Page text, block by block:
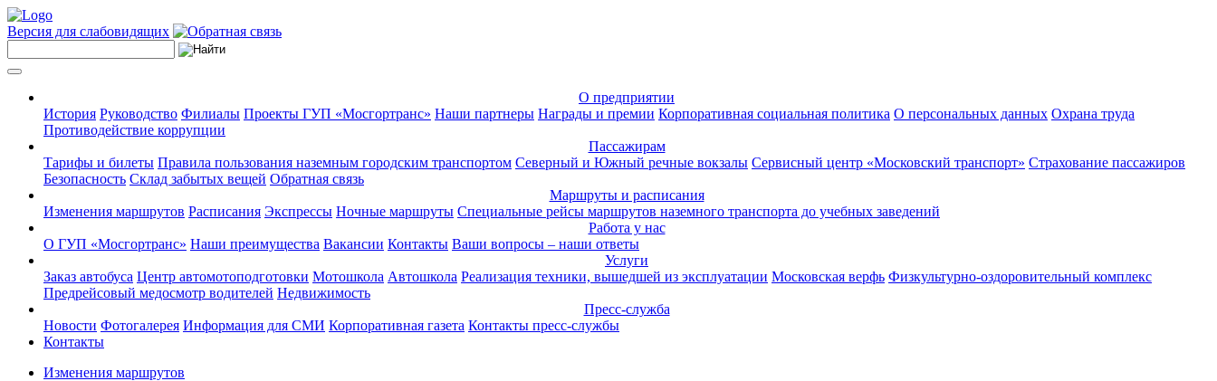
Версия для слабовидящих
О предприятии
История Руководство Филиалы Проекты ГУП «Мосгортранс» Наши партнеры Награды и премии Корпоративная социальная политика О персональных данных Охрана труда
Противодействие коррупции
Пассажирам
Тарифы и билеты Правила пользования наземным городским транспортом Северный и Южный речные вокзалы Сервисный центр «Московский транспорт» Страхование пассажиров
Безопасность Склад забытых вещей Обратная связь
Маршруты и расписания
Изменения маршрутов Расписания Экспрессы Ночные маршруты Специальные рейсы маршрутов наземного транспорта до учебных заведений
Работа у нас
О ГУП «Мосгортранс» Наши преимущества Вакансии Контакты Ваши вопросы – наши ответы
Услуги
Заказ автобуса Центр автомотоподготовки Мотошкола Автошкола Реализация техники, вышедшей из эксплуатации Московская верфь Физкультурно-оздоровительный комплекс
Предрейсовый медосмотр водителей Недвижимость
Пресс-служба
Новости Фотогалерея Информация для СМИ Корпоративная газета Контакты пресс-службы
Контакты
Изменения маршрутов